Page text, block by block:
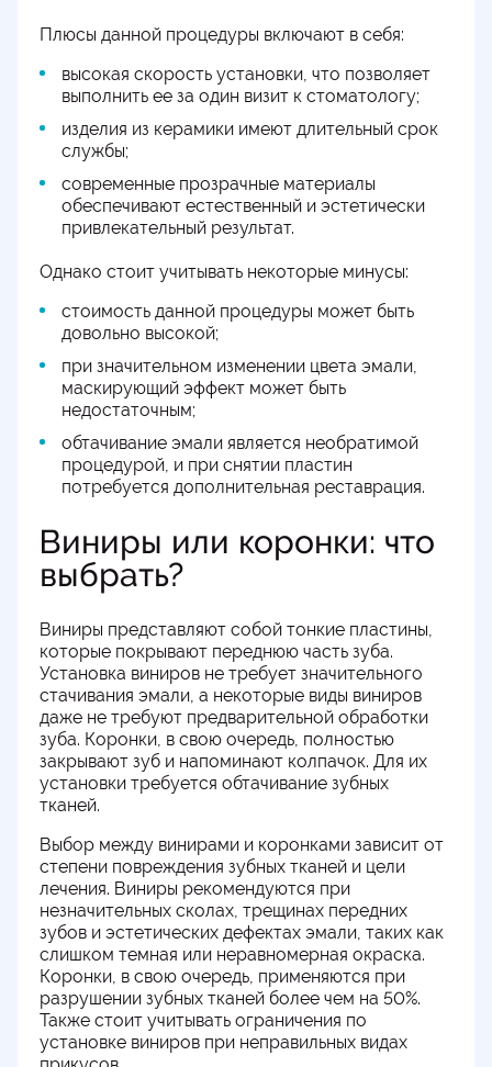
Плюсы данной процедуры включают в себя:
высокая скорость установки, что позволяет
выполнить ее за один визит к стоматологу;
изделия из керамики имеют длительный срок
службы;
современные прозрачные материалы
обеспечивают естественный и эстетически
привлекательный результат.
Однако стоит учитывать некоторые минусы:
стоимость данной процедуры может быть
довольно высокой;
при значительном изменении цвета эмали,
маскирующий эффект может быть
недостаточным;
обтачивание эмали является необратимой
процедурой, и при снятии пластин
потребуется дополнительная реставрация.
Виниры или коронки: что
выбрать?
Виниры представляют собой тонкие пластины,
которые покрывают переднюю часть зуба.
Установка виниров не требует значительного
стачивания эмали, а некоторые виды виниров
даже не требуют предварительной обработки
зуба. Коронки, в свою очередь, полностью
закрывают зуб и напоминают колпачок. Для их
установки требуется обтачивание зубных
тканей.
Выбор между винирами и коронками зависит от
степени повреждения зубных тканей и цели
лечения. Виниры рекомендуются при
незначительных сколах, трещинах передних
зубов и эстетических дефектах эмали, таких как
слишком темная или неравномерная окраска.
Коронки, в свою очередь, применяются при
разрушении зубных тканей более чем на 50%.
Также стоит учитывать ограничения по
установке виниров при неправильных видах